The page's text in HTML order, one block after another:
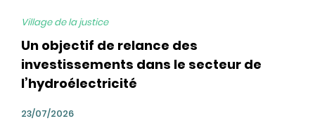
Village de la justice
Un objectif de relance des
investissements dans le secteur de
l’hydroélectricité
23/07/2026